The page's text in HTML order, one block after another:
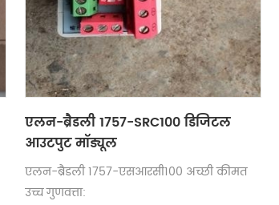
एलन-ब्रैडली 1757-SRC100 डिजिटल
आउटपुट मॉड्यूल
एलन-ब्रैडली 1757-एसआरसी100 अच्छी कीमत
उच्च गुणवत्ता: